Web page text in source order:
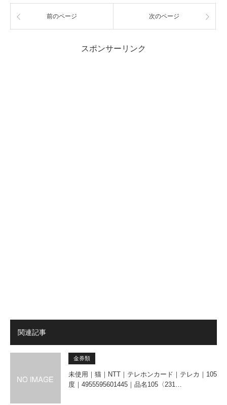
前のページ 次のページ
スポンサーリンク
関連記事
金券類
未使用｜猫｜NTT｜テレホンカード｜テレカ｜105
度｜4955595601445｜品名105〈231…